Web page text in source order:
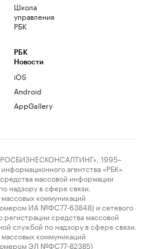
Школа
управления
РБК
РБК
Новости
iOS
Android
AppGallery
1995–
агентства «РБК»
массовой информации
надзору в сфере связи,
коммуникаций
ИА №ФС77-63848) и сетевого
регистрации средства массовой
службой по надзору в сфере связи,
коммуникаций
ЭЛ №ФС77-82385)